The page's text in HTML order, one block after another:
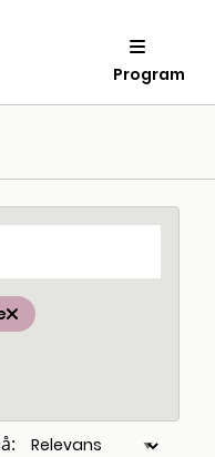
Program